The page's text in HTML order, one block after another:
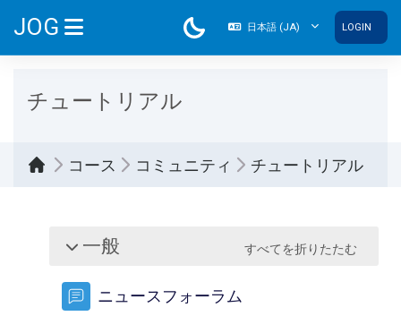
JOG 日本語 ‎(JA)‎ LOGIN
チュートリアル
コース コミュニティ チュートリアル
セクションアウトライン
折りたたむ
一般 すべてを折りたたむ
ニュースフォーラム